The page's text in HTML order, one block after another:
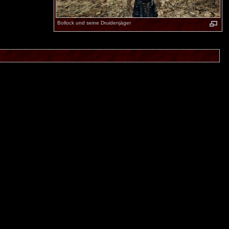
Bollock und seine Druidenjäger